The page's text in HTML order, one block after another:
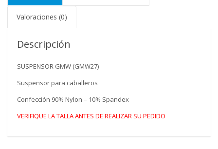
Valoraciones (0)
Descripción
SUSPENSOR GMW (GMW27)
Suspensor para caballeros
Confección 90% Nylon – 10% Spandex
VERIFIQUE LA TALLA ANTES DE REALIZAR SU PEDIDO